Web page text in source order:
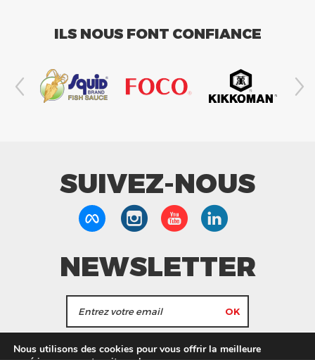
ILS NOUS FONT CONFIANCE
SUIVEZ-NOUS
NEWSLETTER
J'accepte de recevoir les actualités et les
Nous utilisons des cookies pour vous offrir la meilleure